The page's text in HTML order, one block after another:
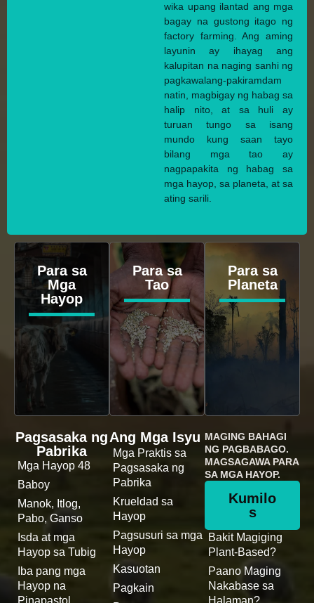
wika upang ilantad ang mga
bagay na gustong itago ng
factory farming. Ang aming
layunin ay ihayag ang
kalupitan na naging sanhi ng
pagkawalang-pakiramdam
natin, magbigay ng habag sa
halip nito, at sa huli ay
turuan tungo sa isang
mundo kung saan tayo
bilang mga tao ay
nagpapakita ng habag sa
mga hayop, sa planeta, at sa
ating sarili.
Para sa
Mga
Hayop
Para sa
Tao
Para sa
Planeta
Pagsasaka ng
Pabrika
Mga Hayop 48
Baboy
Manok, Itlog,
Pabo, Ganso
Isda at mga
Hayop sa Tubig
Iba pang mga
Hayop na
Pinapastol
Ang Mga Isyu
Mga Praktis sa
Pagsasaka ng
Pabrika
Krueldad sa
Hayop
Pagsusuri sa mga
Hayop
Kasuotan
Pagkain
MAGING BAHAGI
NG PAGBABAGO.
MAGSAGAWA PARA
SA MGA HAYOP.
Kumilo
s
Bakit Magiging
Plant-Based?
Paano Maging
Nakabase sa
Halaman?